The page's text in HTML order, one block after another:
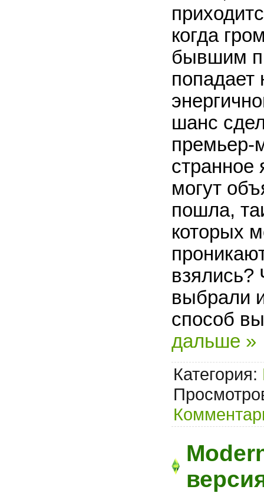
когда
бывшим
попадает
шанс
премьер-
странное
могут
пошла,
которых
взялись?
выбрали
способ
дальше »
Категория: